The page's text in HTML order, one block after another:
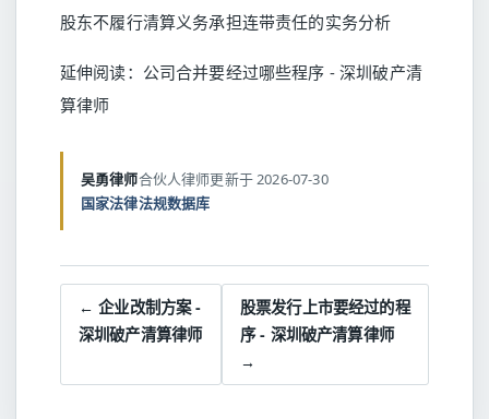
股东不履行清算义务承担连带责任的实务分析
延伸阅读： 公司合并要经过哪些程序 - 深圳破产清
算律师
吴勇律师合伙人律师更新于 2026-07-30
国家法律法规数据库
← 企业改制方案 -
深圳破产清算律师
股票发行上市要经过的程
序 - 深圳破产清算律师
→